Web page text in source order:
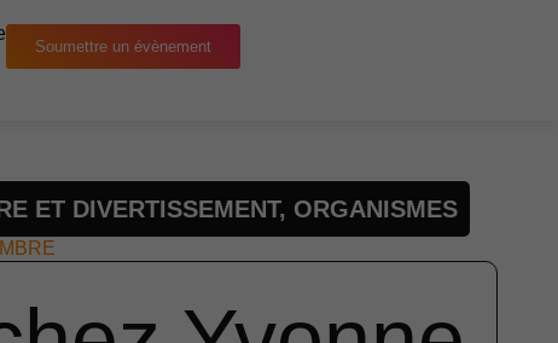
Soumettre un évènement
ET DIVERTISSEMENT, ORGANISMES